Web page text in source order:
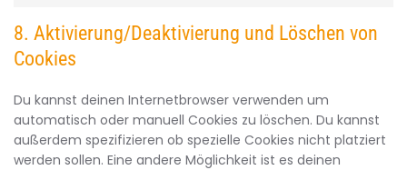
8. Aktivierung/Deaktivierung und Löschen von
Cookies
Du kannst deinen Internetbrowser verwenden um
automatisch oder manuell Cookies zu löschen. Du kannst
außerdem spezifizieren ob spezielle Cookies nicht platziert
werden sollen. Eine andere Möglichkeit ist es deinen